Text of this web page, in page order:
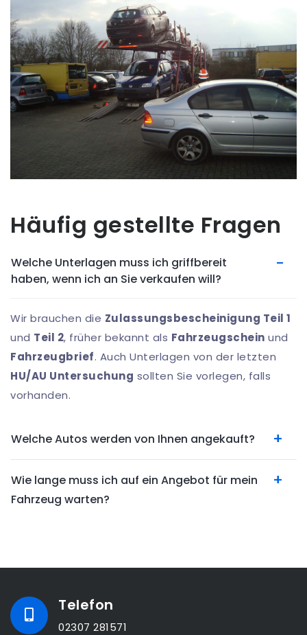
Häufig gestellte Fragen
Welche Unterlagen muss ich griffbereit
haben, wenn ich an Sie verkaufen will?
Wir brauchen die Zulassungsbescheinigung Teil 1
und Teil 2, früher bekannt als Fahrzeugschein und
Fahrzeugbrief. Auch Unterlagen von der letzten
HU/AU Untersuchung sollten Sie vorlegen, falls
vorhanden.
Welche Autos werden von Ihnen angekauft?
Wie lange muss ich auf ein Angebot für mein
Fahrzeug warten?
Telefon
02307 281571